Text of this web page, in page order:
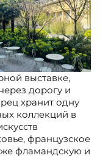
выставке,
дорогу и
хранит одну
коллекций в
французское
фламандскую и